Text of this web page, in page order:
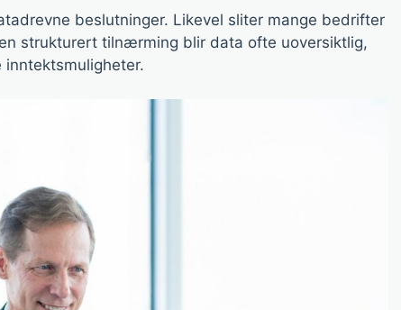
beslutninger. Likevel sliter mange bedrifter
strukturert tilnærming blir data ofte uoversiktlig,